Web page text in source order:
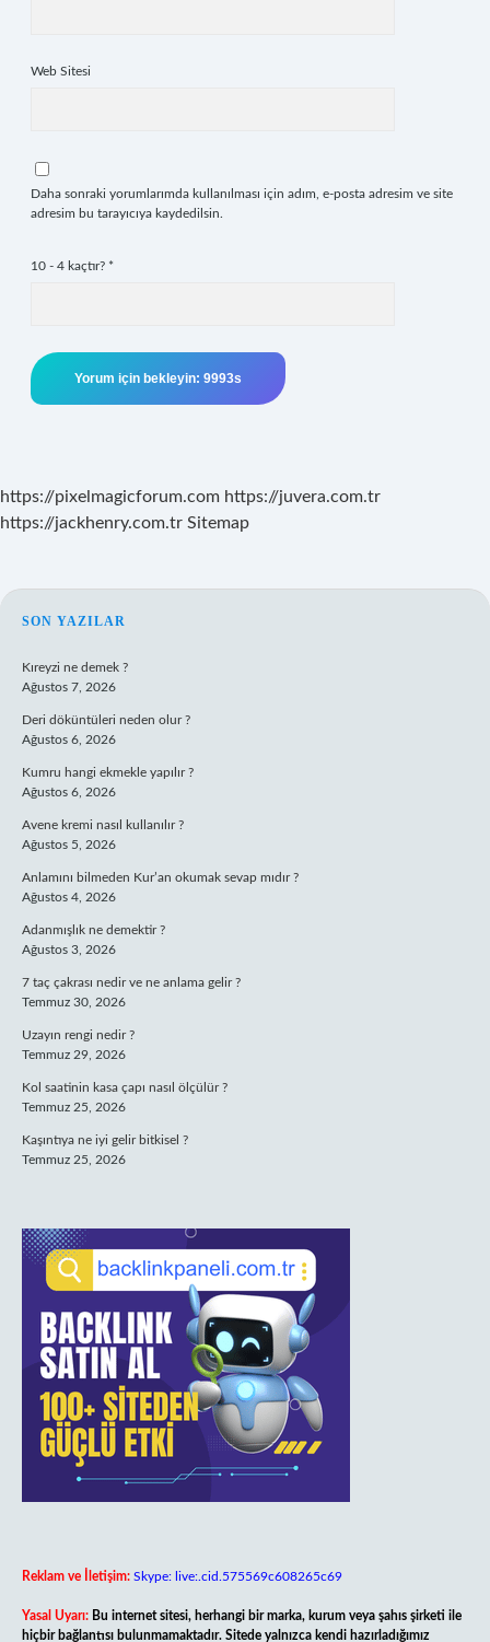
Web Sitesi
Daha sonraki yorumlarımda kullanılması için adım, e-posta adresim ve site
adresim bu tarayıcıya kaydedilsin.
10 - 4 kaçtır? *
https://pixelmagicforum.com https://juvera.com.tr
https://jackhenry.com.tr Sitemap
SIDEBAR
SON YAZILAR
Kıreyzi ne demek ?
Ağustos 7, 2026
Deri döküntüleri neden olur ?
Ağustos 6, 2026
Kumru hangi ekmekle yapılır ?
Ağustos 6, 2026
Avene kremi nasıl kullanılır ?
Ağustos 5, 2026
Anlamını bilmeden Kur’an okumak sevap mıdır ?
Ağustos 4, 2026
Adanmışlık ne demektir ?
Ağustos 3, 2026
7 taç çakrası nedir ve ne anlama gelir ?
Temmuz 30, 2026
Uzayın rengi nedir ?
Temmuz 29, 2026
Kol saatinin kasa çapı nasıl ölçülür ?
Temmuz 25, 2026
Kaşıntıya ne iyi gelir bitkisel ?
Temmuz 25, 2026
Reklam ve İletişim: Skype: live:.cid.575569c608265c69
Yasal Uyarı: Bu internet sitesi, herhangi bir marka, kurum veya şahıs şirketi ile
hiçbir bağlantısı bulunmamaktadır. Sitede yalnızca kendi hazırladığımız